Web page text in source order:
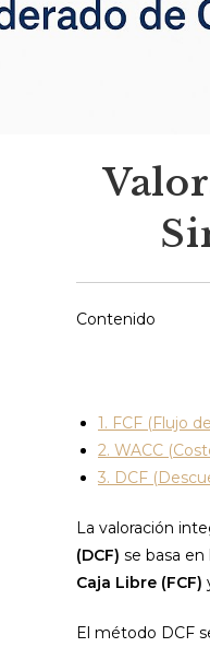
Contenido
1. FCF (Flujo
2. WACC
3. DCF
La valoración
(DCF) se basa
Caja Libre (FCF)
El método DCF